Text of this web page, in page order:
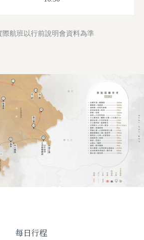
航班以行前說明會資料為準
每日行程